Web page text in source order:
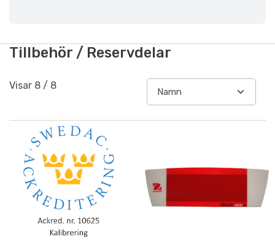
Tillbehör / Reservdelar
Visar 8 / 8